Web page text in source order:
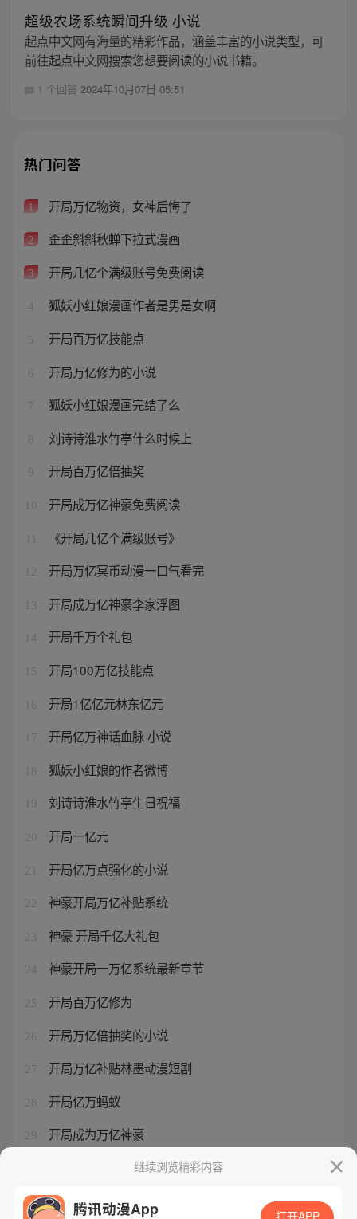
超级农场系统瞬间升级 小说
起点中文网有海量的精彩作品，涵盖丰富的小说类型，可
前往起点中文网搜索您想要阅读的小说书籍。
1 个回答 2024年10月07日 05:51
热门问答
1 开局万亿物资，女神后悔了
2 歪歪斜斜秋蝉下拉式漫画
3 开局几亿个满级账号免费阅读
4 狐妖小红娘漫画作者是男是女啊
5 开局百万亿技能点
6 开局万亿修为的小说
7 狐妖小红娘漫画完结了么
8 刘诗诗淮水竹亭什么时候上
9 开局百万亿倍抽奖
10 开局成万亿神豪免费阅读
《开局几亿个满级账号》
12 开局万亿冥币动漫一口气看完
13 开局成万亿神豪李家浮图
14 开局千万个礼包
15 开局100万亿技能点
16 开局1亿亿元林东亿元
17 开局亿万神话血脉 小说
18 狐妖小红娘的作者微博
19 刘诗诗淮水竹亭生日祝福
20 开局一亿元
21 开局亿万点强化的小说
22 神豪开局万亿补贴系统
23 神豪 开局千亿大礼包
24 神豪开局一万亿系统最新章节
25 开局百万亿修为
26 开局万亿倍抽奖的小说
27 开局万亿补贴林墨动漫短剧
28 开局亿万蚂蚁
29 开局成为万亿神豪
开局几亿个满级帐号小说继续浏览精彩内容
腾讯动漫App 打开APP